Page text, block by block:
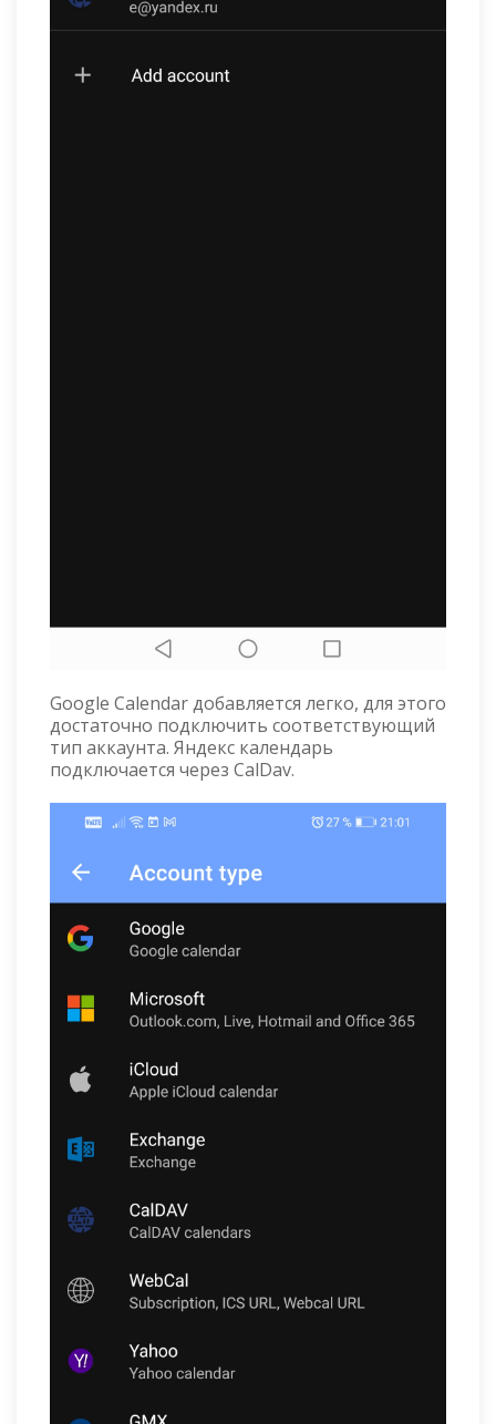
Google Calendar добавляется легко, для этого
достаточно подключить соответствующий
тип аккаунта. Яндекс календарь
подключается через CalDav.